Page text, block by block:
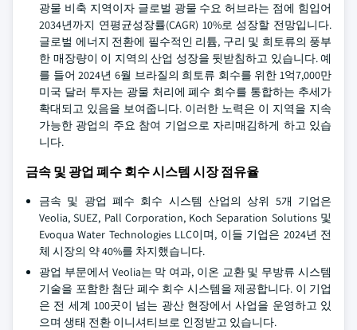
광물 비축 지역이자 글로벌 광물 수요 허브라는 점에 힘입어
2034년까지 연평균성장률(CAGR) 10%로 성장할 전망입니다.
글로벌 에너지 전환에 필수적인 리튬, 구리 및 희토류의 풍부
한 매장량이 이 지역의 산업 성장을 뒷받침하고 있습니다. 예
를 들어 2024년 6월 브라질의 희토류 회수를 위한 1억7,000만
미국 달러 투자는 광물 처리에 폐수 회수를 통합하는 추세가
확대되고 있음을 보여줍니다. 이러한 노력은 이 지역을 지속
가능한 광업의 주요 참여 기업으로 자리매김하게 하고 있습
니다.
금속 및 광업 폐수 회수 시스템 시장 점유율
금속 및 광업 폐수 회수 시스템 산업의 상위 5개 기업은
Veolia, SUEZ, Pall Corporation, Koch Separation Solutions 및
Evoqua Water Technologies LLC이며, 이들 기업은 2024년 전
체 시장의 약 40%를 차지했습니다.
광업 부문에서 Veolia는 막 여과, 이온 교환 및 무방류 시스템
기술을 포함한 첨단 폐수 회수 시스템을 제공합니다. 이 기업
은 전 세계 100곳이 넘는 광산 현장에서 사업을 운영하고 있
으며 생태 전환 이니셔티브로 인정받고 있습니다.